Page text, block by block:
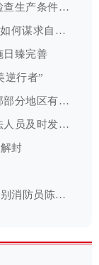
广阳区助力食品小作坊提质升级 重点检查生产条件是否符合要求等
“莆田鞋”集体商标注册成功！代工企业如何谋求自创品牌？
日臻完善
逆行者”
中央气象台发布暴雪蓝色预警 河北北部部分地区有大雪
巢湖：男子饮酒过量醉倒路边 交通执法人员及时发现并救助
封
英雄一路走好！当地群众自发寒夜里送别消防员陈建军